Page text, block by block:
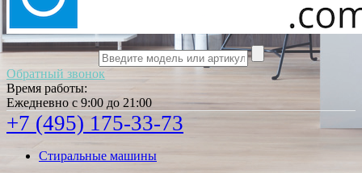
Обратный звонок
Время работы:
Ежедневно с 9:00 до 21:00
+7 (495) 175-33-73
Стиральные машины